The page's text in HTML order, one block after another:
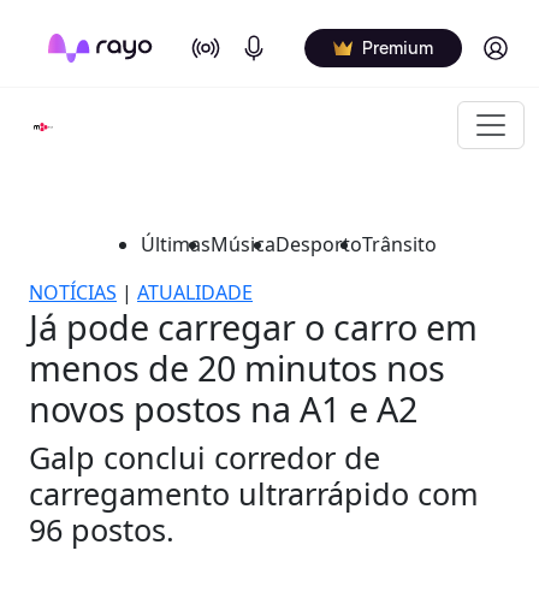
On Air Podcasts Premium Log in
ÚltimasMúsicaDesportoTrânsito
NOTÍCIAS | ATUALIDADE
Já pode carregar o carro em
menos de 20 minutos nos
novos postos na A1 e A2
Galp conclui corredor de
carregamento ultrarrápido com
96 postos.